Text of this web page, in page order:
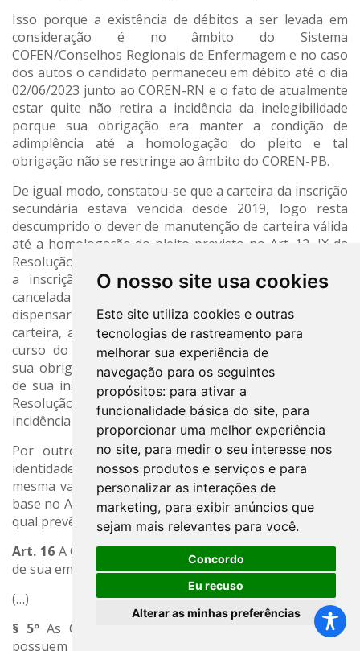
O nosso site usa cookies
Este site utiliza cookies e outras
tecnologias de rastreamento para
melhorar sua experiência de
navegação para os seguintes
propósitos: para ativar a
funcionalidade básica do site, para
proporcionar uma melhor experiência
no site, para medir o seu interesse nos
nossos produtos e serviços e para
personalizar as interações de
marketing, para exibir anúncios que
sejam mais relevantes para você.
Concordo
Eu recuso
Alterar as minhas preferências
Isso porque a existência de débitos a ser levada em
consideração é no âmbito do Sistema
COFEN/Conselhos Regionais de Enfermagem e no caso
dos autos o candidato permaneceu em débito até o dia
02/06/2023 junto ao COREN-RN e o fato de atualmente
estar quite não retira a incidência da inelegibilidade
porque sua obrigação era manter a condição de
adimplência até a homologação do pleito e tal
obrigação não se restringe ao âmbito do COREN-PB.
De igual modo, constatou-se que a carteira da inscrição
secundária estava vencida desde 2019, logo resta
descumprido o dever de manutenção de carteira válida
até a homologação do pleito previsto no Art. 12, IX da
Resolução COFEN nº 695/2022. Além disso, mesmo que
a inscrição junto ao COREN-RN atualmente esteja
cancelada desde de 06/06/2023, o que em tese
dispensaria a sua observância do prazo de validade da
carteira, a Comissão Eleitoral entende que, durante o
curso do processo eleitoral, o candidato descumpriu
sua obrigação de manutenção da validade da carteira
de sua inscrição secundária prevista no Art. 12, IX da
Resolução COFEN nº 695/2022, conduzindo-o à
incidência de causa de inelegibilidade.
Por outro lado, a defesa alega que a carteira de
identidade profissional da inscrição secundária tem a
mesma validade da carteira da inscrição principal, com
base no Art. 16, § 5º da Resolução COFEN nº 677/2021, o
qual prevê que:
Art. 16 A CIP terá sua validade contada a partir da data
de sua emissão.
(…)
§ 5ºAs CIP e e-CIP emitidas aos profissionais que
possuem Inscrição Secundária ou Inscrição Remida